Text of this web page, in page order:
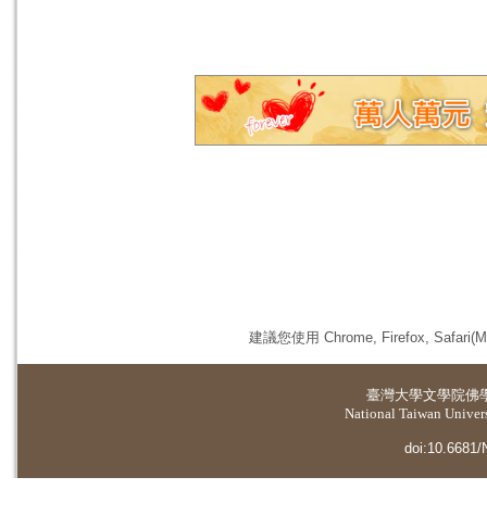
建議您使用 Chrome, Firefox,
臺灣大學文學院佛
National Taiwan
doi:10.6681/